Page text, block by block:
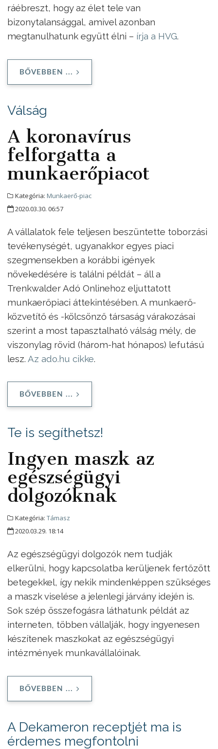
ráébreszt, hogy az élet tele van
bizonytalansággal, amivel azonban
megtanulhatunk együtt élni – írja a HVG.
BŐVEBBEN ...
Válság
A koronavírus
felforgatta a
munkaerőpiacot
Kategória: Munkaerő-piac
2020.03.30. 06:57
A vállalatok fele teljesen beszüntette toborzási
tevékenységét, ugyanakkor egyes piaci
szegmensekben a korábbi igények
növekedésére is találni példát – áll a
Trenkwalder Adó Onlinehoz eljuttatott
munkaerőpiaci áttekintésében. A munkaerő-
közvetítő és -kölcsönző társaság várakozásai
szerint a most tapasztalható válság mély, de
viszonylag rövid (három-hat hónapos) lefutású
lesz. Az ado.hu cikke.
BŐVEBBEN ...
Te is segíthetsz!
Ingyen maszk az
egészségügyi
dolgozóknak
Kategória: Támasz
2020.03.29. 18:14
Az egészségügyi dolgozók nem tudják
elkerülni, hogy kapcsolatba kerüljenek fertőzött
betegekkel, így nekik mindenképpen szükséges
a maszk viselése a jelenlegi járvány idején is.
Sok szép összefogásra láthatunk példát az
interneten, többen vállalják, hogy ingyenesen
készítenek maszkokat az egészségügyi
intézmények munkavállalóinak.
BŐVEBBEN ...
A Dekameron receptjét ma is
érdemes megfontolni